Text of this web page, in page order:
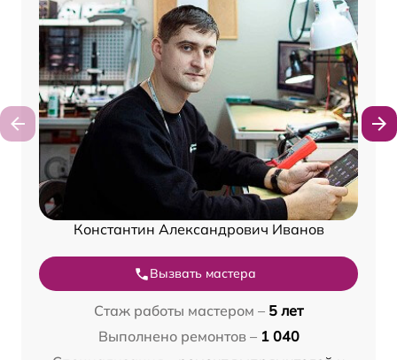
Константин Александрович Иванов
Вызвать мастера
Стаж работы мастером – 5 лет
Выполнено ремонтов – 1 040